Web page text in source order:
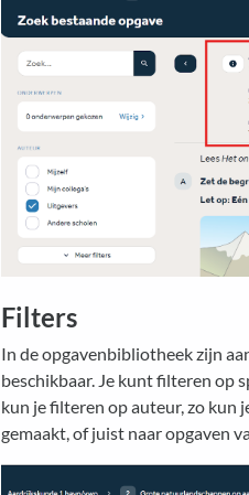
Filters
In de opgavenbibliotheek zijn
beschikbaar. Je kunt filteren op
kun je filteren op auteur, zo kun
gemaakt, of juist naar opgaven